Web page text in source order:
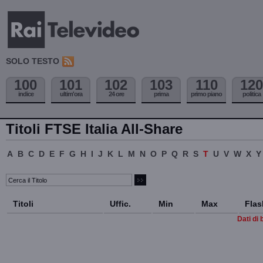
SOLO TESTO
100
indice
101
ultim'ora
102
24 ore
103
prima
110
primo piano
120
politica
Titoli FTSE Italia All-Share
A B C D E F G H I J K L M N O P Q R S T U V W X Y
Titoli Uffic. Min Max
Dati di